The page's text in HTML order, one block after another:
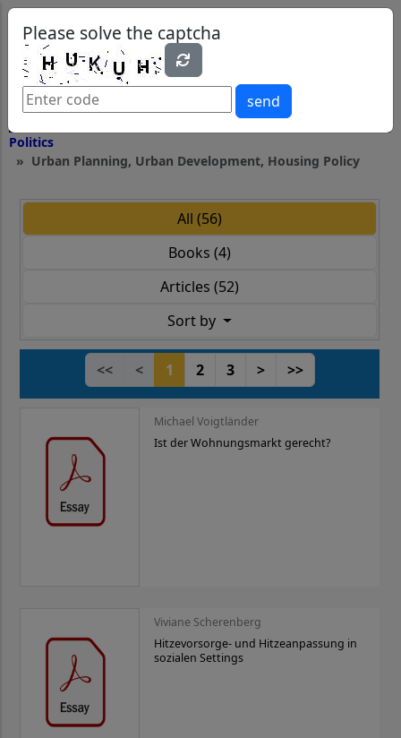
Please solve the captcha
send
Politics
Urban Planning, Urban Development, Housing Policy
All (56)
Books (4)
Articles (52)
Sort by
<< < 1 2 3 > >>
Michael Voigtländer
Ist der Wohnungsmarkt gerecht?
Viviane Scherenberg
Hitzevorsorge- und Hitzeanpassung in
sozialen Settings